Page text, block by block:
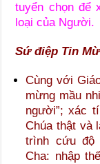
tuyển chọn để
loại của Người.
Sứ điệp Tin
Cùng với
mừng mầu
người”; xác
Chúa thật và
trình cứu độ
Cha: nhập